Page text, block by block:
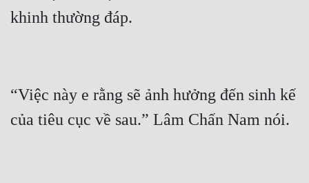
“Việc này e rằng sẽ ảnh hưởng đến sinh kế